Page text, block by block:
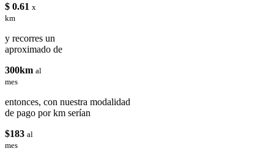
$ 0.61 x
km
y recorres un
aproximado de
300km al
mes
entonces, con nuestra modalidad
de pago por km serían
$183 al
mes